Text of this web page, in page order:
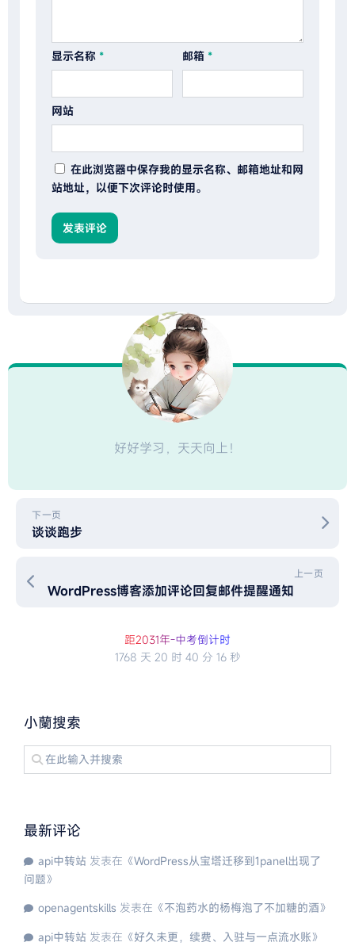
显示名称 * 邮箱 *
网站
在此浏览器中保存我的显示名称、邮箱地址和网
站地址，以便下次评论时使用。
好好学习，天天向上！
下一页
谈谈跑步
上一页
WordPress博客添加评论回复邮件提醒通知
距2031年-中考倒计时
1768 天 20 时 40 分 16 秒
小蘭搜索
最新评论
api中转站 发表在《WordPress从宝塔迁移到1panel出现了
问题》
openagentskills 发表在《不泡药水的杨梅泡了不加糖的酒》
api中转站 发表在《好久未更，续费、入驻与一点流水账》